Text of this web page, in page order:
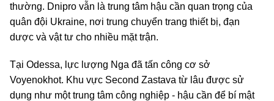
thường. Dnipro vẫn là trung tâm hậu cần quan trọng của
quân đội Ukraine, nơi trung chuyển trang thiết bị, đạn
dược và vật tư cho nhiều mặt trận.
Tại Odessa, lực lượng Nga đã tấn công cơ sở
Voyenokhot. Khu vực Second Zastava từ lâu được sử
dụng như một trung tâm công nghiệp - hậu cần để bí mật